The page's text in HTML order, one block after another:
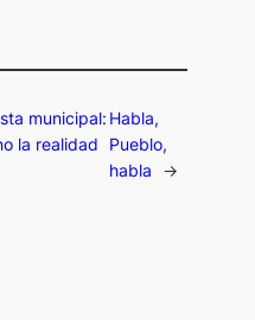
municipal:
la realidad
Habla,
Pueblo,
habla
→